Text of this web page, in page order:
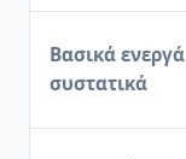
Βασικά ενεργά
συστατικά